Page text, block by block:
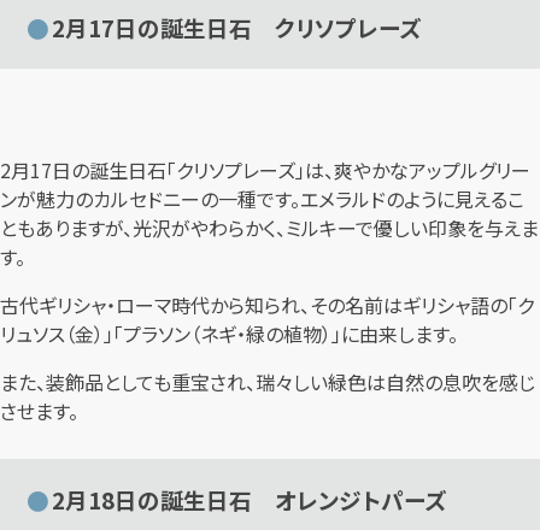
2月17日の誕生日石 クリソプレーズ
2月17日の誕生日石「クリソプレーズ」は、爽やかなアップルグリー
ンが魅力のカルセドニーの一種です。エメラルドのように見えるこ
ともありますが、光沢がやわらかく、ミルキーで優しい印象を与えま
す。
古代ギリシャ・ローマ時代から知られ、その名前はギリシャ語の「ク
リュソス（金）」「プラソン（ネギ・緑の植物）」に由来します。
また、装飾品としても重宝され、瑞々しい緑色は自然の息吹を感じ
させます。
2月18日の誕生日石 オレンジトパーズ